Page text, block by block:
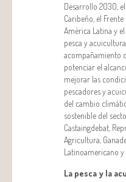
Desarrollo 2030,
Caribeño, el
América Latina y
pesca y
acompañamiento
potenciar el
mejorar las
pescadores y
del cambio
sostenible del
Castaingdebat,
Agricultura,
Latinoamericano y
La pesca y la